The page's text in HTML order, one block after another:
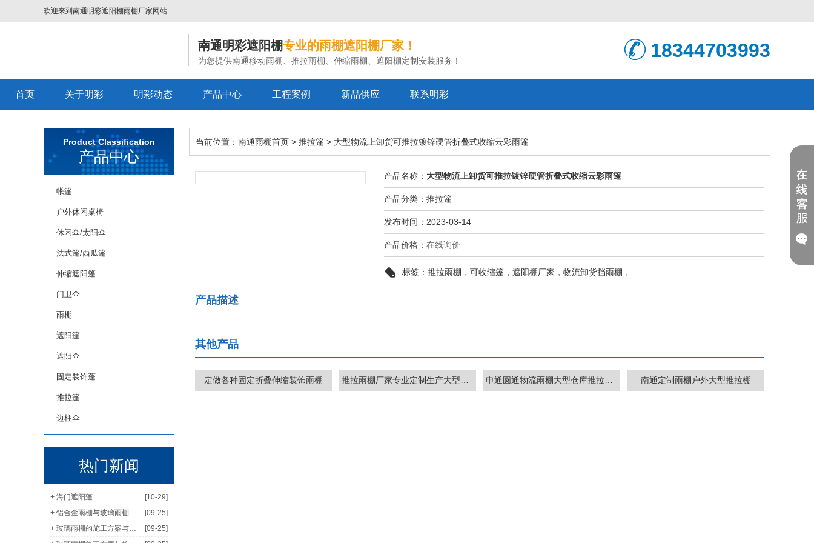
欢迎来到 南通明彩遮阳棚雨棚厂家 网站
南通明彩遮阳棚专业的雨棚遮阳棚厂家！
为您提供南通移动雨棚、推拉雨棚、伸缩雨棚、遮阳棚定制安装服务！ 18344703993
首页 关于明彩 明彩动态 产品中心 工程案例 新品供应 联系明彩
Product Classification
产品中心
帐篷
户外休闲桌椅
休闲伞/太阳伞
法式篷/西瓜篷
伸缩遮阳篷
门卫伞
雨棚
遮阳篷
遮阳伞
固定装饰蓬
推拉篷
边柱伞
热门新闻
+ 海门遮阳蓬
[10-29]
+ 铝合金雨棚与玻璃雨棚哪个家用更多？
[09-25]
+ 玻璃雨棚的施工方案与安全措施
[09-25]
当前位置： 南通雨棚首页 > 推拉篷 > 大型物流上卸货可推拉镀锌硬管折叠式收缩云彩雨篷
产品名称： 大型物流上卸货可推拉镀锌硬管折叠式收缩云彩雨篷
产品分类：推拉篷
发布时间：2023-03-14
产品价格： 在线询价
标签： 推拉雨棚，可收缩篷，遮阳棚厂家， 物流卸货挡雨棚，
产品描述
其他产品
定做各种固定折叠伸缩装饰雨棚 南通定制雨棚户外大型推拉棚